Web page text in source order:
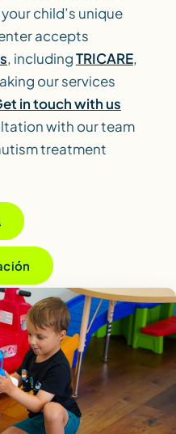
child’s unique
accepts
, includingTRICARE,
our services
in touch with us
with our team
treatment